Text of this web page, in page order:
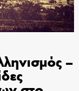
–